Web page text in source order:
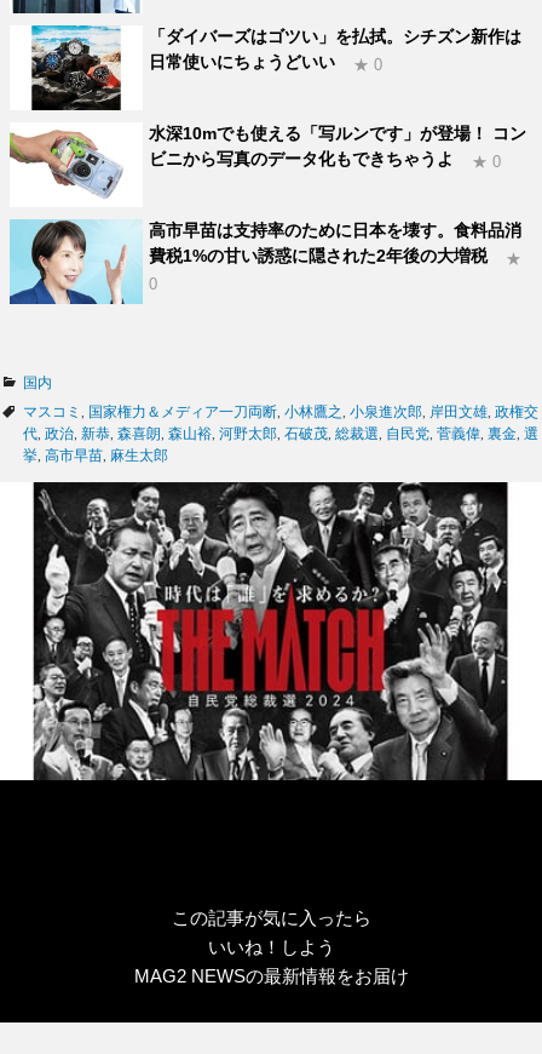
「ダイバーズはゴツい」を払拭。シチズン新作は
日常使いにちょうどいい
★ 0
水深10mでも使える「写ルンです」が登場！ コン
ビニから写真のデータ化もできちゃうよ
★ 0
高市早苗は支持率のために日本を壊す。食料品消
費税1%の甘い誘惑に隠された2年後の大増税
★
0
カ
テ
ゴ
リ
国内
タ
グ
マスコミ 国家権力＆メディア一刀両断 小林鷹之 小泉進次郎 岸田文雄 政権交
代 政治 新恭 森喜朗 森山裕 河野太郎 石破茂 総裁選 自民党 菅義偉 裏金 選
挙 高市早苗 麻生太郎
この記事が気に入ったら
いいね！しよう
MAG2 NEWSの最新情報をお届け